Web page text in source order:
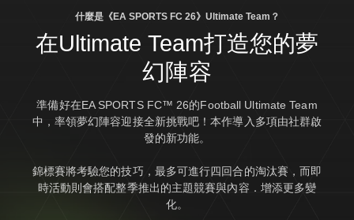
什麼是《EA SPORTS FC 26》Ultimate Team？
在Ultimate Team打造您的夢
幻陣容
準備好在EA SPORTS FC™ 26的Football Ultimate Team
中，率領夢幻陣容迎接全新挑戰吧！本作導入多項由社群啟
發的新功能。
錦標賽將考驗您的技巧，最多可進行四回合的淘汰賽，而即
時活動則會搭配整季推出的主題競賽與內容．增添更多變
化。